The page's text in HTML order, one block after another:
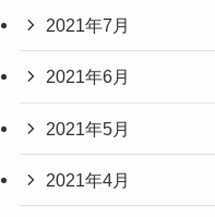
2021年7月
2021年6月
2021年5月
2021年4月